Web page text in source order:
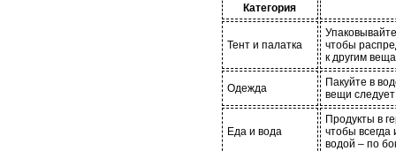
Категория
Тент и палатка
чтобы
к другим
Одежда
Пакуйте в
вещи
Еда и вода
Продукты в
чтобы всегда
водой – по